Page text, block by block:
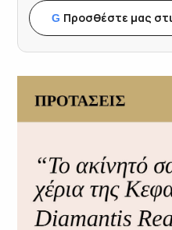
G Προσθέστε μας